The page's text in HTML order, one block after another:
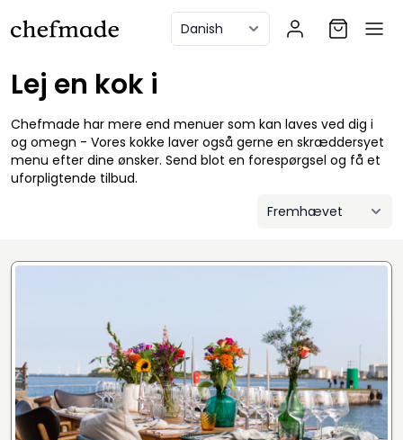
Lej en kok i
Chefmade har mere end menuer som kan laves ved dig i
og omegn - Vores kokke laver også gerne en skræddersyet
menu efter dine ønsker. Send blot en forespørgsel og få et
uforpligtende tilbud.